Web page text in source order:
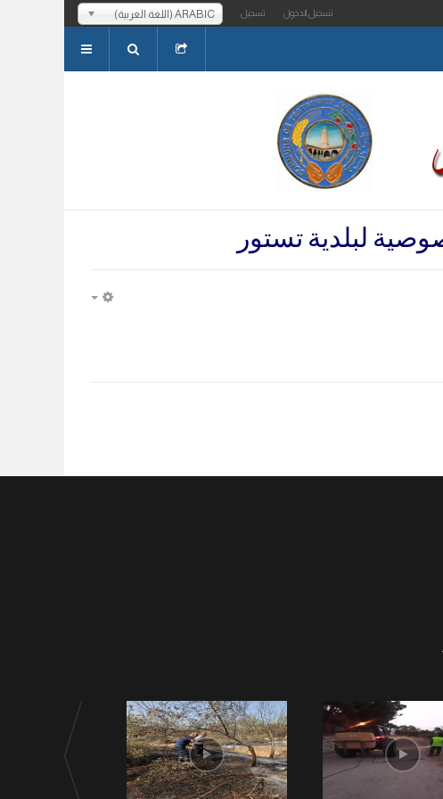
ARABIC (اللغة العربية) تسجيل الدخول تسجيل
لبلدية تستور